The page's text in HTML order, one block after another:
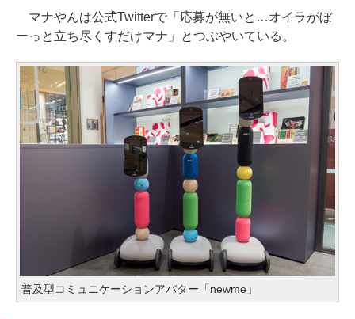
マナやんは公式Twitterで「応募が無いと…オイラがぼ
ーっと立ち尽くすだけマナ」とつぶやいている。
普及型コミュニケーションアバター「newme」